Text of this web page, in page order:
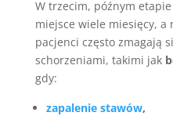
W trzecim, późnym
miejsce wiele miesięcy, a
pacjenci często zmagają
schorzeniami, takimi jak
gdy:
zapalenie stawów,